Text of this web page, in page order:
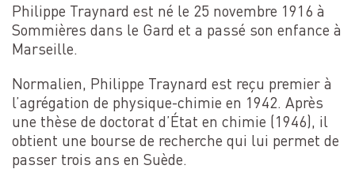
Philippe Traynard est né le 25 novembre 1916 à
Sommières dans le Gard et a passé son enfance à
Marseille.
Normalien, Philippe Traynard est reçu premier à
l’agrégation de physique-chimie en 1942. Après
une thèse de doctorat d’État en chimie (1946), il
obtient une bourse de recherche qui lui permet de
passer trois ans en Suède.